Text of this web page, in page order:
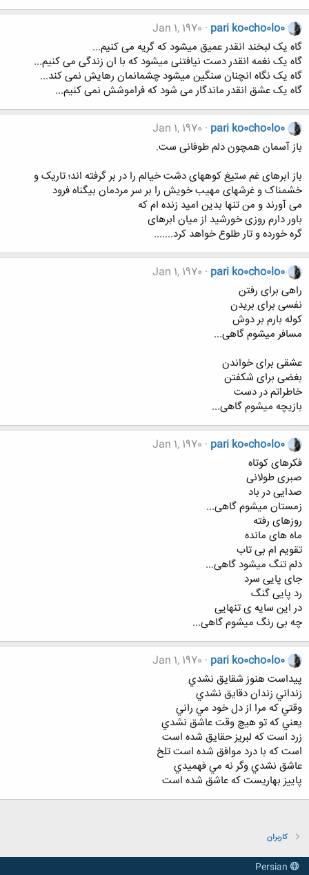
pari ko0cho0lo0
Jan 1, 1970
گاه یک لبخند انقدر عمیق میشود که گریه می کنیم...
گاه یک نغمه انقدر دست نیافتنی میشود که با ان زندگی می کنیم...
گاه یک نگاه انچنان سنگین میشود چشمانمان رهایش نمی کند...
گاه یک عشق انقدر ماندگار می شود که فراموشش نمی کنیم...
pari ko0cho0lo0
Jan 1, 1970
باز آسمان همچون دلم طوفانی ست.
باز ابرهای غم ستیغ کوههای دشت خیالم را در بر گرفته اند؛ تاریک و
خشمناک و غرشهای مهیب خویش را بر سر مردمان بیگناه فرود
می آورند و من تنها بدین امید زنده ام که
باور دارم روزی خورشید از میان ابرهای
گره خورده و تار طلوع خواهد کرد.......
pari ko0cho0lo0
Jan 1, 1970
راهی برای رفتن
نفسی برای بریدن
كوله بارم بر دوش
مسافر میشوم گاهی...
عشقی برای خواندن
بغضی برای شكفتن
خاطراتم در دست
بازیچه میشوم گاهی...
pari ko0cho0lo0
Jan 1, 1970
فكرهای كوتاه
صبری طولانی
صدایی در باد
زمستان میشوم گاهی...
روزهای رفته
ماه های مانده
تقویم ام بی تاب
دلم تنگ میشود گاهی...
جای پایی سرد
رد پایی گنگ
در این سایه ی تنهایی
چه بی رنگ میشوم گاهی...
pari ko0cho0lo0
Jan 1, 1970
پيداست هنوز شقايق نشدي
زنداني زندان دقايق نشدي
وقتي كه مرا از دل خود مي راني
يعني كه تو هيچ وقت عاشق نشدي
زرد است كه لبريز حقايق شده است
است كه با درد موافق شده است تلخ
عاشق نشدي وگر نه مي فهميدي
پاييز بهاريست كه عاشق شده است
کاربران